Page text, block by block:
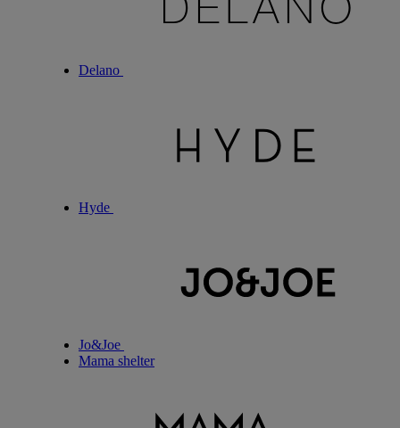
Delano
Hyde
Jo&Joe
Mama shelter